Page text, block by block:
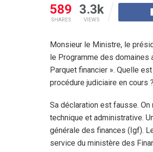
589
SHARES
3.3k
VIEWS
Monsieur le Ministre, le
le Programme des domaines
Parquet financier ». Quelle
procédure judiciaire en cours ?
Sa déclaration est fausse.
technique et administrative.
générale des finances (Igf).
service du ministère des